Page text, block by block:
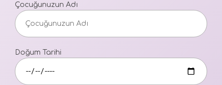
Çocuğunuzun Adı
Doğum Tarihi